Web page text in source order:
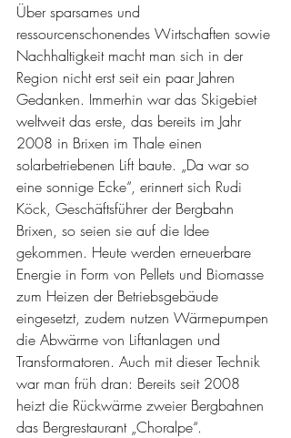
Über sparsames und
ressourcenschonendes Wirtschaften sowie
Nachhaltigkeit macht man sich in der
Region nicht erst seit ein paar Jahren
Gedanken. Immerhin war das Skigebiet
weltweit das erste, das bereits im Jahr
2008 in Brixen im Thale einen
solarbetriebenen Lift baute. „Da war so
eine sonnige Ecke“, erinnert sich Rudi
Köck, Geschäftsführer der Bergbahn
Brixen, so seien sie auf die Idee
gekommen. Heute werden erneuerbare
Energie in Form von Pellets und Biomasse
zum Heizen der Betriebsgebäude
eingesetzt, zudem nutzen Wärmepumpen
die Abwärme von Liftanlagen und
Transformatoren. Auch mit dieser Technik
war man früh dran: Bereits seit 2008
heizt die Rückwärme zweier Bergbahnen
das Bergrestaurant „Choralpe“.